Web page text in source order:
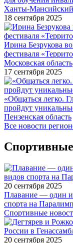
Ханты-
18 сентября 2025
Ирина Безрукова
фестиваля
Московская область
17 сентября 2025
«Общаться легко.
пройдут
Пензенская область
Все новости
20 сентября 2025
Плавание — один
спорта на
Спортивные
20 сентября 2025